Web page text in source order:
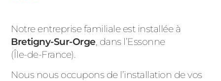
Notre entreprise familiale est installée à
Bretigny-Sur-Orge , dans l’Essonne
(Île-de-France).
Nous nous occupons de l’installation de vos